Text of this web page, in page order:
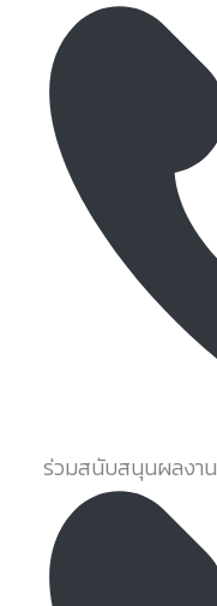
ร่วมสนับสนุนผลงาน